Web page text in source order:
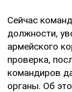
Сейчас
должности,
армейского
проверка,
командиров
органы. Об